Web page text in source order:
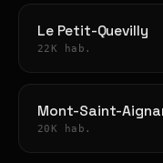
Le Petit-Quevilly
22K hab.
Mont-Saint-
20K hab.